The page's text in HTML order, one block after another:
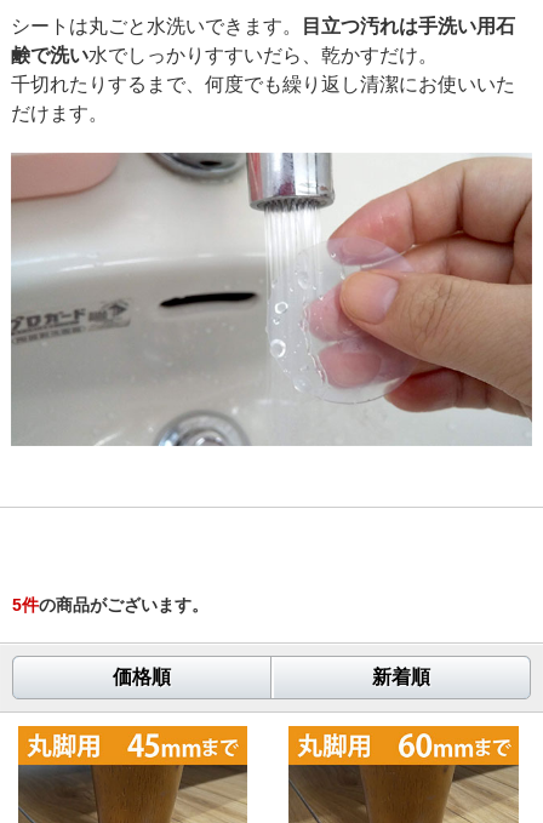
シートは丸ごと水洗いできます。
目立つ汚れは手洗い用石
鹸で洗い水でしっかりすすいだら、乾かすだけ。
千切れたりするまで、何度でも繰り返し清潔にお使いいた
だけます。
5件の商品がございます。
価格順 新着順